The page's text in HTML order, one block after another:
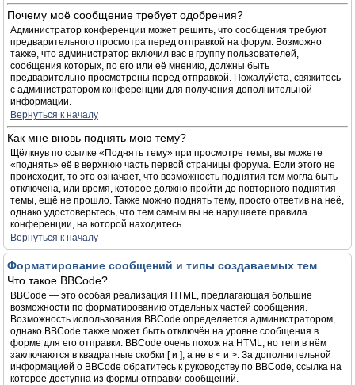
Почему моё сообщение требует одобрения?
Администратор конференции может решить, что сообщения требуют
предварительного просмотра перед отправкой на форум. Возможно
также, что администратор включил вас в группу пользователей,
сообщения которых, по его или её мнению, должны быть
предварительно просмотрены перед отправкой. Пожалуйста, свяжитесь
с администратором конференции для получения дополнительной
информации.
Вернуться к началу
Как мне вновь поднять мою тему?
Щёлкнув по ссылке «Поднять тему» при просмотре темы, вы можете
«поднять» её в верхнюю часть первой страницы форума. Если этого не
происходит, то это означает, что возможность поднятия тем могла быть
отключена, или время, которое должно пройти до повторного поднятия
темы, ещё не прошло. Также можно поднять тему, просто ответив на неё,
однако удостоверьтесь, что тем самым вы не нарушаете правила
конференции, на которой находитесь.
Вернуться к началу
Форматирование сообщений и типы создаваемых тем
Что такое BBCode?
BBCode — это особая реализация HTML, предлагающая большие
возможности по форматированию отдельных частей сообщения.
Возможность использования BBCode определяется администратором,
однако BBCode также может быть отключён на уровне сообщения в
форме для его отправки. BBCode очень похож на HTML, но теги в нём
заключаются в квадратные скобки [ и ], а не в < и >. За дополнительной
информацией о BBCode обратитесь к руководству по BBCode, ссылка на
которое доступна из формы отправки сообщений.